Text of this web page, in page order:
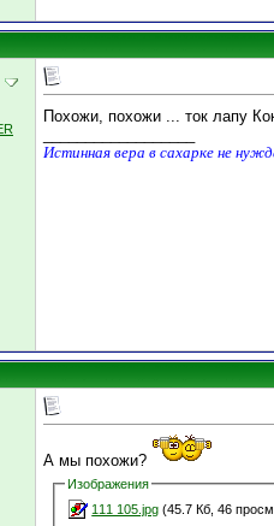
Похожи, похожи ... ток лапу
Истинная вера в сахарке не
А мы похожи?
Изображения
111 105.jpg (45.7 Кб, 46